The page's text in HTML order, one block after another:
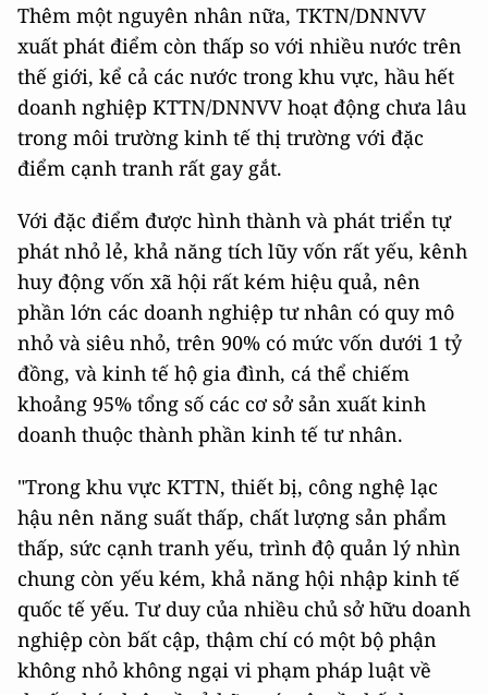
Thêm một nguyên nhân nữa, TKTN/DNNVV
xuất phát điểm còn thấp so với nhiều nước trên
thế giới, kể cả các nước trong khu vực, hầu hết
doanh nghiệp KTTN/DNNVV hoạt động chưa lâu
trong môi trường kinh tế thị trường với đặc
điểm cạnh tranh rất gay gắt.
Với đặc điểm được hình thành và phát triển tự
phát nhỏ lẻ, khả năng tích lũy vốn rất yếu, kênh
huy động vốn xã hội rất kém hiệu quả, nên
phần lớn các doanh nghiệp tư nhân có quy mô
nhỏ và siêu nhỏ, trên 90% có mức vốn dưới 1 tỷ
đồng, và kinh tế hộ gia đình, cá thể chiếm
khoảng 95% tổng số các cơ sở sản xuất kinh
doanh thuộc thành phần kinh tế tư nhân.
"Trong khu vực KTTN, thiết bị, công nghệ lạc
hậu nên năng suất thấp, chất lượng sản phẩm
thấp, sức cạnh tranh yếu, trình độ quản lý nhìn
chung còn yếu kém, khả năng hội nhập kinh tế
quốc tế yếu. Tư duy của nhiều chủ sở hữu doanh
nghiệp còn bất cập, thậm chí có một bộ phận
không nhỏ không ngại vi phạm pháp luật về